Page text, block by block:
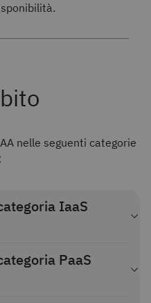
nelle seguenti categorie
IaaS
PaaS